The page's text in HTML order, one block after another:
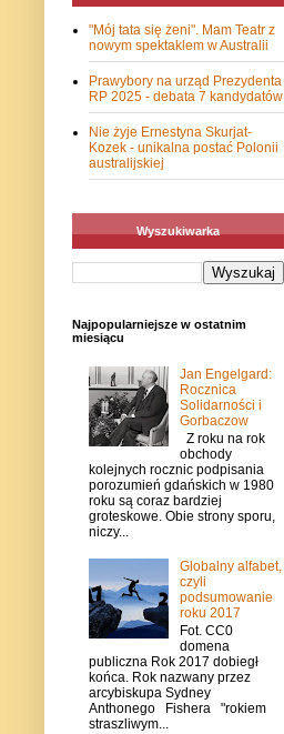
"Mój tata się żeni". Mam Teatr z
nowym spektaklem w Australii
Prawybory na urząd Prezydenta
RP 2025 - debata 7 kandydatów
Nie żyje Ernestyna Skurjat-
Kozek - unikalna postać Polonii
australijskiej
Wyszukiwarka
Najpopularniejsze w ostatnim
miesiącu
Jan Engelgard:
Rocznica
Solidarności i
Gorbaczow
Z roku na rok
obchody
kolejnych rocznic podpisania
porozumień gdańskich w 1980
roku są coraz bardziej
groteskowe. Obie strony sporu,
niczy...
Globalny alfabet,
czyli
podsumowanie
roku 2017
Fot. CC0
domena
publiczna Rok 2017 dobiegł
końca. Rok nazwany przez
arcybiskupa Sydney
Anthonego Fishera "rokiem
straszliwym...